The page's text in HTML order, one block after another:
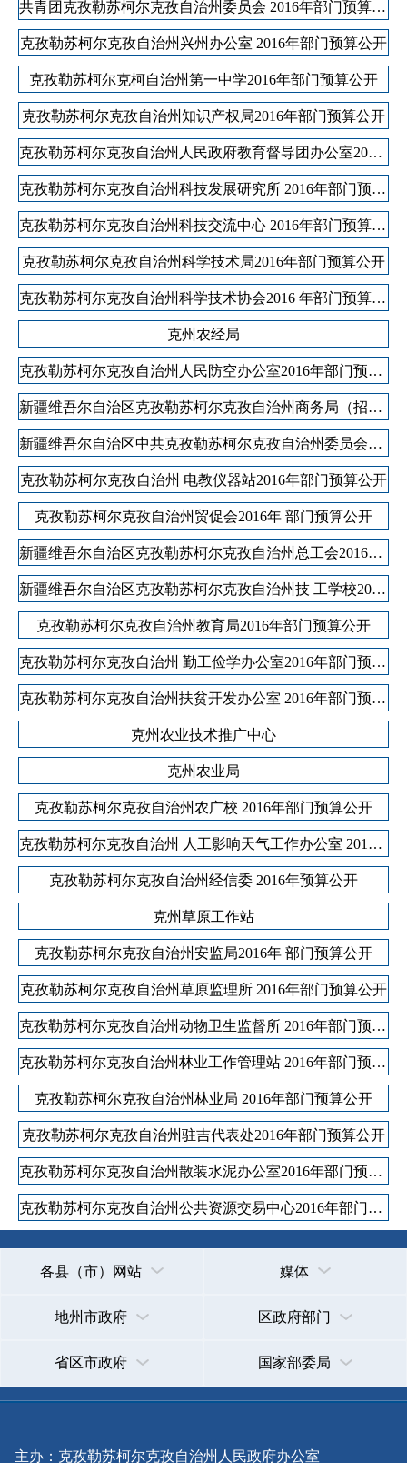
共青团克孜勒苏柯尔克孜自治州委员会 2016年部门预算公开
克孜勒苏柯尔克孜自治州兴州办公室 2016年部门预算公开
克孜勒苏柯尔克柯自治州第一中学2016年部门预算公开
克孜勒苏柯尔克孜自治州知识产权局2016年部门预算公开
克孜勒苏柯尔克孜自治州人民政府教育督导团办公室2016年部门预算公开
克孜勒苏柯尔克孜自治州科技发展研究所 2016年部门预算公开
克孜勒苏柯尔克孜自治州科技交流中心 2016年部门预算公开
克孜勒苏柯尔克孜自治州科学技术局2016年部门预算公开
克孜勒苏柯尔克孜自治州科学技术协会2016 年部门预算公开
克州农经局
克孜勒苏柯尔克孜自治州人民防空办公室2016年部门预算公开
新疆维吾尔自治区克孜勒苏柯尔克孜自治州商务局（招商局）2016年部门预算公开
新疆维吾尔自治区中共克孜勒苏柯尔克孜自治州委员会党委统战部部门单位2016年部门预算公开
克孜勒苏柯尔克孜自治州 电教仪器站2016年部门预算公开
克孜勒苏柯尔克孜自治州贸促会2016年 部门预算公开
新疆维吾尔自治区克孜勒苏柯尔克孜自治州总工会2016年部门预算公开
新疆维吾尔自治区克孜勒苏柯尔克孜自治州技 工学校2016年部门预算公开
克孜勒苏柯尔克孜自治州教育局2016年部门预算公开
克孜勒苏柯尔克孜自治州 勤工俭学办公室2016年部门预算公开
克孜勒苏柯尔克孜自治州扶贫开发办公室 2016年部门预算公开
克州农业技术推广中心
克州农业局
克孜勒苏柯尔克孜自治州农广校 2016年部门预算公开
克孜勒苏柯尔克孜自治州 人工影响天气工作办公室 2016年部门预算公开
克孜勒苏柯尔克孜自治州经信委 2016年预算公开
克州草原工作站
克孜勒苏柯尔克孜自治州安监局2016年 部门预算公开
克孜勒苏柯尔克孜自治州草原监理所 2016年部门预算公开
克孜勒苏柯尔克孜自治州动物卫生监督所 2016年部门预算公开
克孜勒苏柯尔克孜自治州林业工作管理站 2016年部门预算公开
克孜勒苏柯尔克孜自治州林业局 2016年部门预算公开
克孜勒苏柯尔克孜自治州驻吉代表处2016年部门预算公开
克孜勒苏柯尔克孜自治州散装水泥办公室2016年部门预算公开
克孜勒苏柯尔克孜自治州公共资源交易中心2016年部门预算公开
各县（市）网站 媒体
地州市政府 区政府部门
省区市政府 国家部委局
主办：克孜勒苏柯尔克孜自治州人民政府办公室
承办：克孜勒苏柯尔克孜自治州政务公开信息中心
新公网安备65300102000007号 新ICP备2022000247号
政府网站标识码：6530000002 法律声明 关于我们